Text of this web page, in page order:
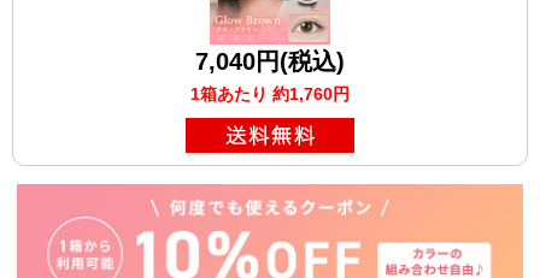
7,040円(税込)
1箱あたり 約1,760円